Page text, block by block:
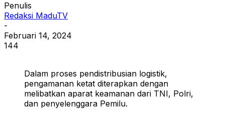
Penulis
Redaksi MaduTV
-
Februari 14, 2024
144
Dalam proses pendistribusian logistik,
pengamanan ketat diterapkan dengan
melibatkan aparat keamanan dari TNI, Polri,
dan penyelenggara Pemilu.